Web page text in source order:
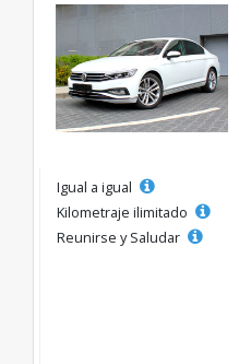
Igual a igual
Kilometraje ilimitado
Reunirse y Saludar